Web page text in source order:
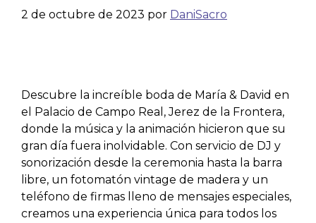
2 de octubre de 2023 por DaniSacro
Descubre la increíble boda de María & David en
el Palacio de Campo Real, Jerez de la Frontera,
donde la música y la animación hicieron que su
gran día fuera inolvidable. Con servicio de DJ y
sonorización desde la ceremonia hasta la barra
libre, un fotomatón vintage de madera y un
teléfono de firmas lleno de mensajes especiales,
creamos una experiencia única para todos los